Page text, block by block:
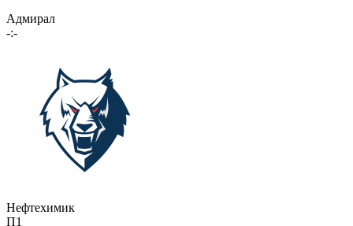
Адмирал
-:-
Нефтехимик
П1